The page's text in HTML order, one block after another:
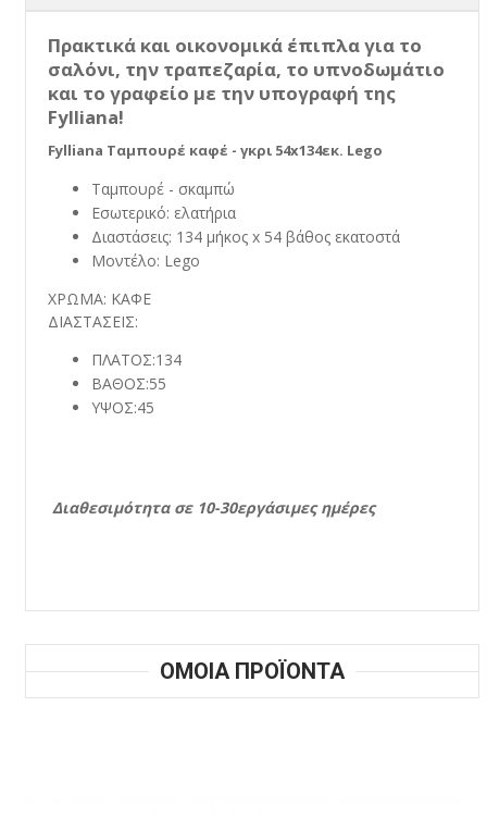
Πρακτικά και οικονομικά έπιπλα για το
σαλόνι, την τραπεζαρία, το υπνοδωμάτιο
και το γραφείο με την υπογραφή της
Fylliana!
Fylliana Ταμπουρέ καφέ - γκρι 54x134εκ. Lego
Ταμπουρέ - σκαμπώ
Εσωτερικό: ελατήρια
Διαστάσεις: 134 μήκος x 54 βάθος εκατοστά
Μοντέλο: Lego
ΧΡΩΜΑ: ΚΑΦΕ
ΔΙΑΣΤΑΣΕΙΣ:
ΠΛΑΤΟΣ:134
ΒΑΘΟΣ:55
ΥΨΟΣ:45
Διαθεσιμότητα σε 10-30εργάσιμες ημέρες
ΟΜΟΙΑ ΠΡΟΪΟΝΤΑ